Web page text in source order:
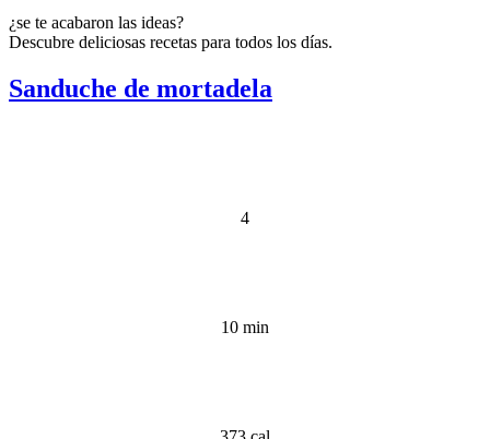
¿se te acabaron las ideas?
Descubre deliciosas recetas para todos los días.
Sanduche de mortadela
4
10 min